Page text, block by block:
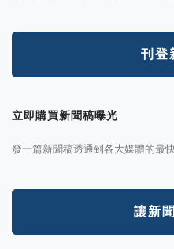
刊登
立即購買新聞稿曝光
發一篇新聞稿透通到各大媒體的最
讓新